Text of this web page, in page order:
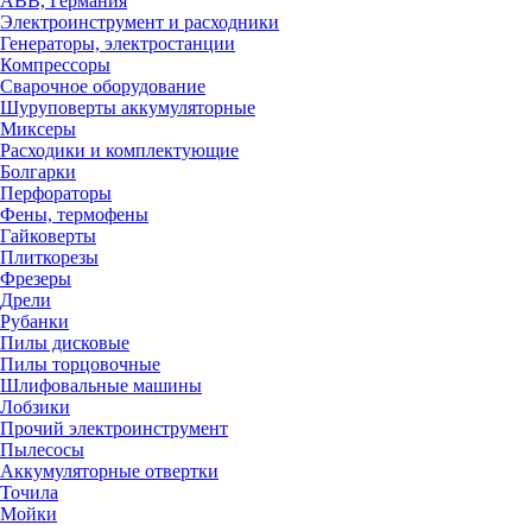
Электроинструмент и расходники
Генераторы, электростанции
Компрессоры
Сварочное оборудование
Шуруповерты аккумуляторные
Миксеры
Расходики и комплектующие
Болгарки
Перфораторы
Фены, термофены
Гайковерты
Плиткорезы
Фрезеры
Дрели
Рубанки
Пилы дисковые
Пилы торцовочные
Шлифовальные машины
Лобзики
Прочий электроинструмент
Пылесосы
Аккумуляторные отвертки
Точила
Мойки